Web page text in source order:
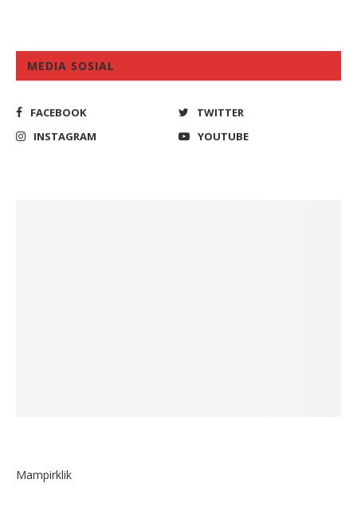
MEDIA SOSIAL
FACEBOOK
TWITTER
INSTAGRAM
YOUTUBE
Mampirklik